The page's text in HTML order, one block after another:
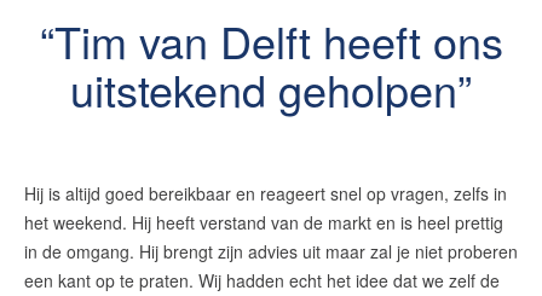
Tim van Delft heeft ons
uitstekend geholpen
Hij is altijd goed bereikbaar en reageert snel op vragen, zelfs in
het weekend. Hij heeft verstand van de markt en is heel prettig
in de omgang. Hij brengt zijn advies uit maar zal je niet proberen
een kant op te praten. Wij hadden echt het idee dat we zelf de